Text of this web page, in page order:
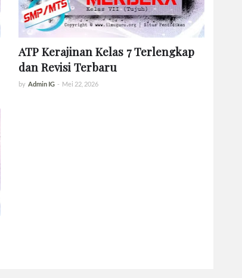
ATP Kerajinan Kelas 7 Terlengkap
dan Revisi Terbaru
by Admin IG - Mei 22, 2026